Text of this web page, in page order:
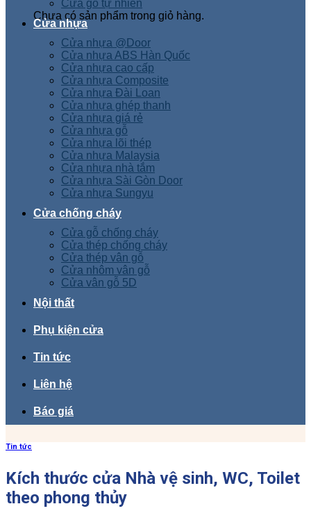
Chưa có sản phẩm trong giỏ hàng.
Cửa gỗ tự nhiên
Cửa nhựa
Cửa nhựa @Door
Cửa nhựa ABS Hàn Quốc
Cửa nhựa cao cấp
Cửa nhựa Composite
Cửa nhựa Đài Loan
Cửa nhựa ghép thanh
Cửa nhựa giá rẻ
Cửa nhựa gỗ
Cửa nhựa lõi thép
Cửa nhựa Malaysia
Cửa nhựa nhà tắm
Cửa nhựa Sài Gòn Door
Cửa nhựa Sungyu
Cửa chống cháy
Cửa gỗ chống cháy
Cửa thép chống cháy
Cửa thép vân gỗ
Cửa nhôm vân gỗ
Cửa vân gỗ 5D
Nội thất
Phụ kiện cửa
Tin tức
Liên hệ
Báo giá
Tin tức
Kích thước cửa Nhà vệ sinh, WC, Toilet
theo phong thủy